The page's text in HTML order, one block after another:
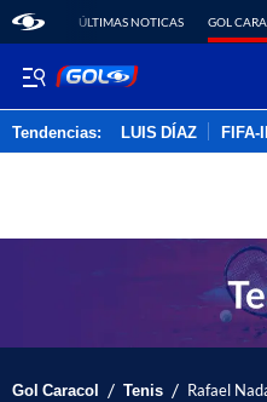
ÚLTIMAS NOTICAS GOL
Tendencias: LUIS DÍAZ FIFA-
Gol Caracol / Tenis / Rafael